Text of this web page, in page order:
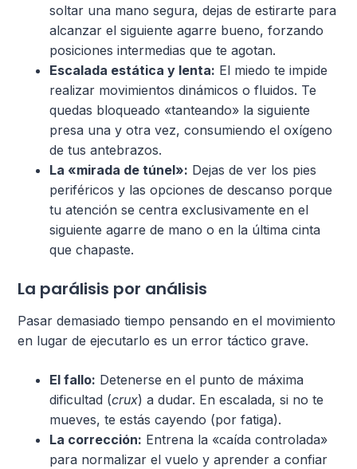
soltar una mano segura, dejas de estirarte para
alcanzar el siguiente agarre bueno, forzando
posiciones intermedias que te agotan.
Escalada estática y lenta: El miedo te impide
realizar movimientos dinámicos o fluidos. Te
quedas bloqueado «tanteando» la siguiente
presa una y otra vez, consumiendo el oxígeno
de tus antebrazos.
La «mirada de túnel»: Dejas de ver los pies
periféricos y las opciones de descanso porque
tu atención se centra exclusivamente en el
siguiente agarre de mano o en la última cinta
que chapaste.
La parálisis por análisis
Pasar demasiado tiempo pensando en el movimiento
en lugar de ejecutarlo es un error táctico grave.
El fallo: Detenerse en el punto de máxima
dificultad (crux) a dudar. En escalada, si no te
mueves, te estás cayendo (por fatiga).
La corrección: Entrena la «caída controlada»
para normalizar el vuelo y aprender a confiar